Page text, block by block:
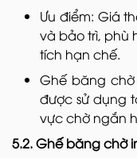
Ưu điểm: Giá
và bảo trì, phù
tích hạn chế.
Ghế băng
được sử dụng
vực chờ ngắn
5.2. Ghế băng chờ